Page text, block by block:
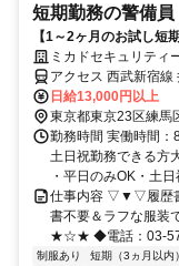
短期勤務の警備
【1～2ヶ月のお試し短
ミカドセキュリテ
アクセス 西武新宿
歩約15分、西武池袋
日給13,000円以上
東京都東京23区練馬
勤務時間 実働時間：
土日祝勤務できる方
・平日のみOK・土
仕事内容 ▽▼▽履歴
書不要＆ラフな服
★☆★ ◆電話：03-
制服あり 短期（3ヵ月以内）